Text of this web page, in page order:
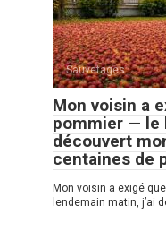
Sauvetages
Mon voisin a
pommier — le
découvert
centaines de
Mon voisin a exigé
lendemain matin, j’ai